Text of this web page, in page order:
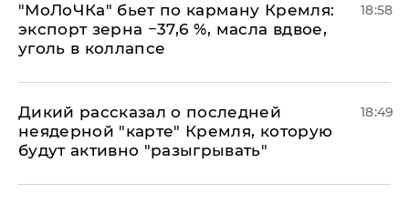
​"МоЛоЧКа" бьет по карману Кремля:
экспорт зерна −37,6 %, масла вдвое,
уголь в коллапсе
18:58
Дикий рассказал о последней
неядерной "карте" Кремля, которую
будут активно "разыгрывать"
18:49